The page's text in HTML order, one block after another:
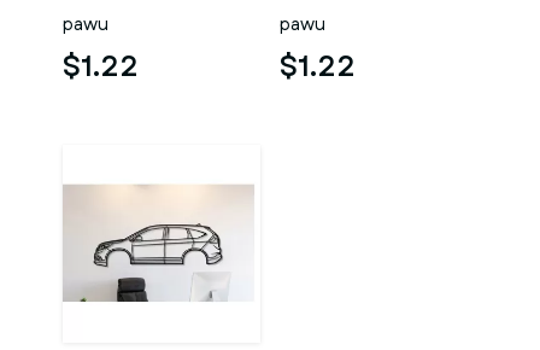
pawu
$1.22
pawu
$1.22